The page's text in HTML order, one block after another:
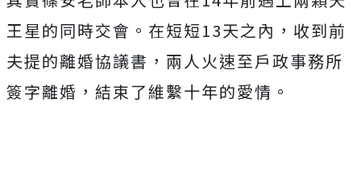
王星的同時交會。在短短13天之內，收到前
夫提的離婚協議書，兩人火速至戶政事務所
簽字離婚，結束了維繫十年的愛情。